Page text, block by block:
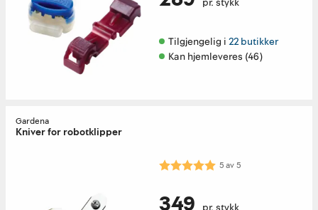
Tilgjengelig i 22 butikker
Kan hjemleveres (46)
Gardena
Kniver for robotklipper
Karakter: 5.0 av 5 mulige
5av5
349